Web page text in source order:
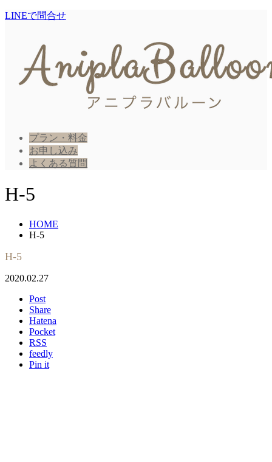
LINEで問合せ
プラン・料金
お申し込み
よくある質問
H-5
HOME
H-5
H-5
2020.02.27
Post
Share
Hatena
Pocket
RSS
feedly
Pin it